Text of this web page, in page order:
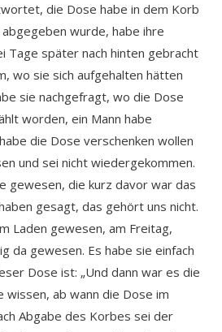
die Dose habe in dem Korb
wurde, habe ihre
Tage später nach hinten gebracht
wo sie sich aufgehalten hätten
sie nachgefragt, wo die Dose
worden, ein Mann habe
die Dose verschenken wollen
und sei nicht wiedergekommen.
gewesen, die kurz davor war das
gesagt, das gehört uns nicht.
Laden gewesen, am Freitag,
da gewesen. Es habe sie einfach
Dose ist: „Und dann war es die
wissen, ab wann die Dose im
Abgabe des Korbes sei der